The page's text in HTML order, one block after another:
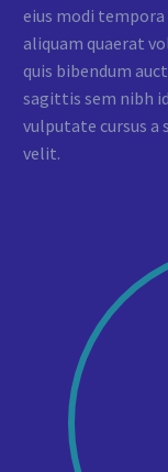
eius modi
aliquam quaerat
quis bibendum
sagittis sem nibh
vulputate cursus a
velit.